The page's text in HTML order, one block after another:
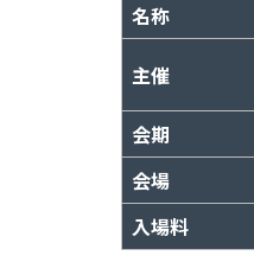
名称
主催
会期
会場
入場料